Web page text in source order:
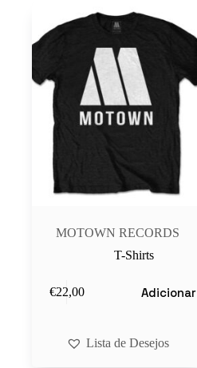
MOTOWN RECORDS
T-Shirts
€22,00 Adicionar
Lista de Desejos